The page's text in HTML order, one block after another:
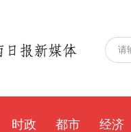
时政 都市
经济